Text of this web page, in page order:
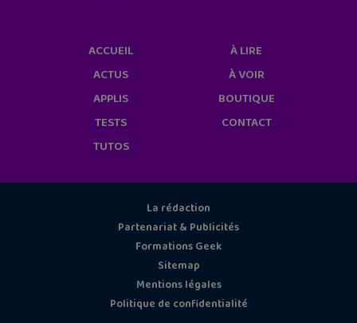
ACCUEIL
ACTUS
APPLIS
TESTS
TUTOS
À LIRE
À VOIR
BOUTIQUE
CONTACT
La rédaction
Partenariat & Publicités
Formations Geek
Sitemap
Mentions légales
Politique de confidentialité